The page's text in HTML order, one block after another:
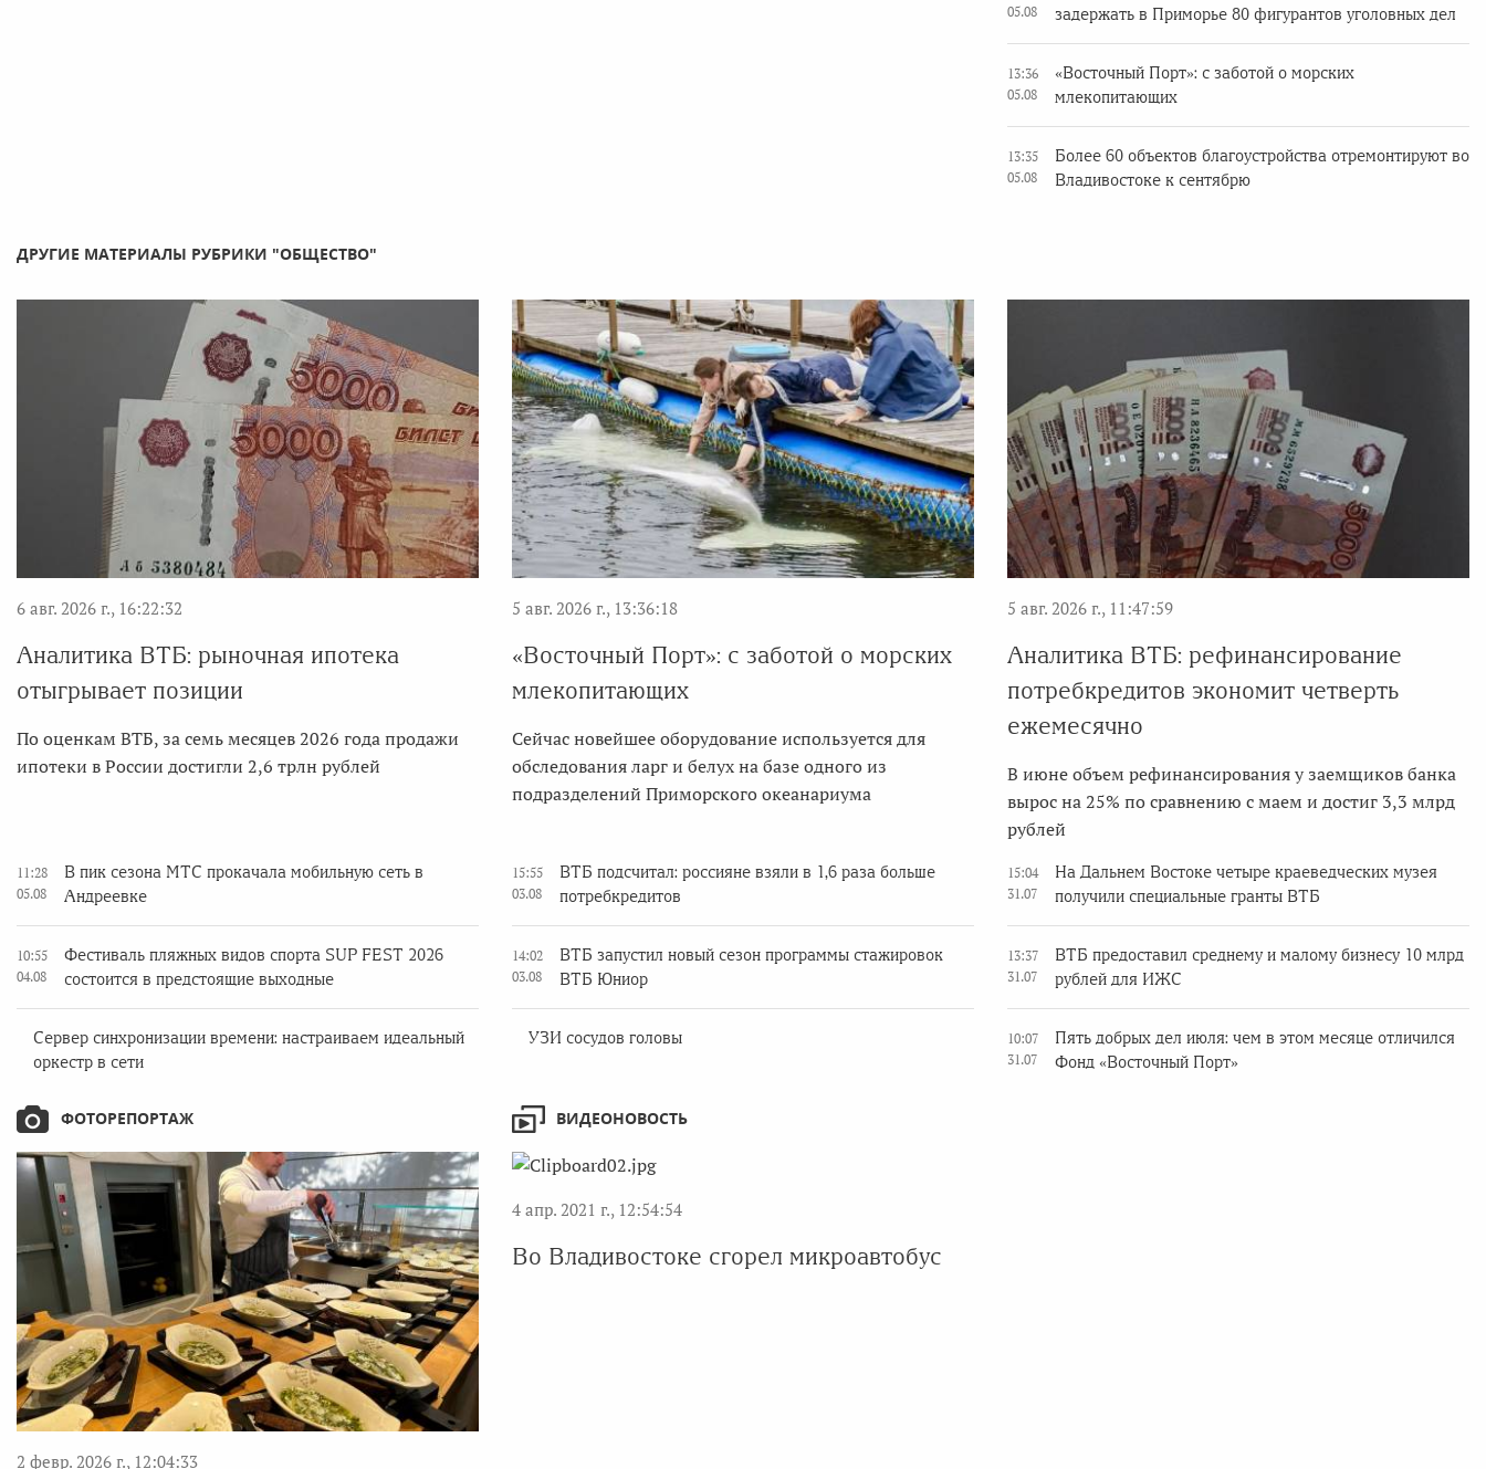
05.08
задержать в Приморье 80 фигурантов уголовных дел
13:36
05.08
«Восточный Порт»: с заботой о морских
млекопитающих
13:35
05.08
Более 60 объектов благоустройства отремонтируют во
Владивостоке к сентябрю
ДРУГИЕ МАТЕРИАЛЫ РУБРИКИ "ОБЩЕСТВО"
6 авг. 2026 г., 16:22:32
Аналитика ВТБ: рыночная ипотека
отыгрывает позиции
По оценкам ВТБ, за семь месяцев 2026 года продажи
ипотеки в России достигли 2,6 трлн рублей
5 авг. 2026 г., 13:36:18
«Восточный Порт»: с заботой о морских
млекопитающих
Сейчас новейшее оборудование используется для
обследования ларг и белух на базе одного из
подразделений Приморского океанариума
5 авг. 2026 г., 11:47:59
Аналитика ВТБ: рефинансирование
потребкредитов экономит четверть
ежемесячно
В июне объем рефинансирования у заемщиков банка
вырос на 25% по сравнению с маем и достиг 3,3 млрд
рублей
11:28
05.08
В пик сезона МТС прокачала мобильную сеть в
Андреевке
10:55
04.08
Фестиваль пляжных видов спорта SUP FEST 2026
состоится в предстоящие выходные
Сервер синхронизации времени: настраиваем идеальный
оркестр в сети
15:55
03.08
ВТБ подсчитал: россияне взяли в 1,6 раза больше
потребкредитов
14:02
03.08
ВТБ запустил новый сезон программы стажировок
ВТБ Юниор
УЗИ сосудов головы
15:04
31.07
На Дальнем Востоке четыре краеведческих музея
получили специальные гранты ВТБ
13:37
31.07
ВТБ предоставил среднему и малому бизнесу 10 млрд
рублей для ИЖС
10:07
31.07
Пять добрых дел июля: чем в этом месяце отличился
Фонд «Восточный Порт»
ФОТОРЕПОРТАЖ
2 февр. 2026 г., 12:04:33
ВИДЕОНОВОСТЬ
4 апр. 2021 г., 12:54:54
Во Владивостоке сгорел микроавтобус